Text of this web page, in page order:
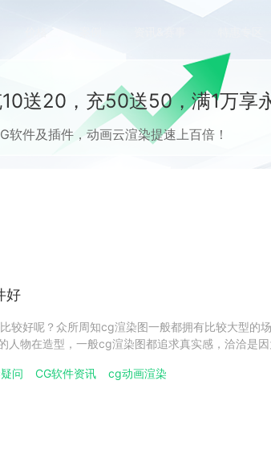
送20，充50送50，满1万享
件及插件，动画云渲染提速上百倍！
好
较好呢？众所周知cg渲染图一般都拥有比较大型的
人物在造型，一般cg渲染图都追求真实感，洽洽是因
选择，希望帮助大家！cg渲染图用哪些软件好3D建
问 CG软件资讯 cg动画渲染